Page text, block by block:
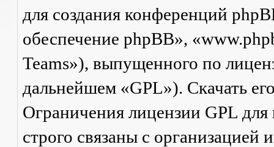
для создания конференций
обеспечение phpBB»,
Teams»), выпущенного по
дальнейшем «GPL»). Скачать
Ограничения лицензии GPL
строго связаны с